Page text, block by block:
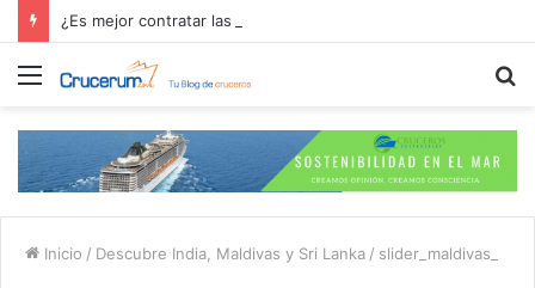
Menú
Inicio / Descubre India, Maldivas y Sri Lanka / slider_maldivas_